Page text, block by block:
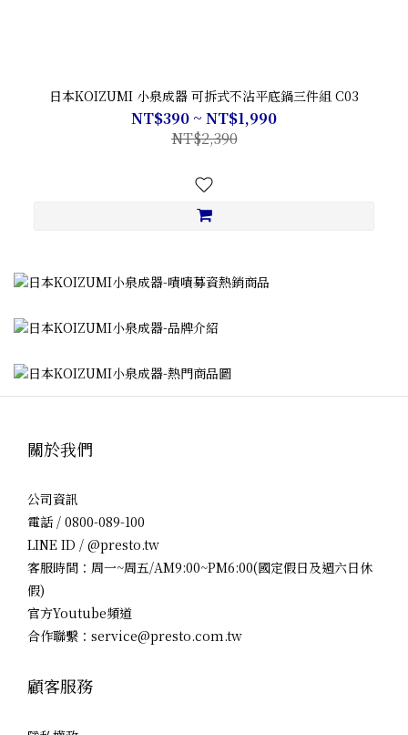
日本KOIZUMI 小泉成器 可拆式不沾平底鍋三件組 C03
NT$390 ~ NT$1,990
NT$2,390
關於我們
公司資訊
電話 / 0800-089-100
LINE ID / @presto.tw
客服時間：周一~周五/AM9:00~PM6:00(國定假日及週六日休
假)
官方Youtube頻道
合作聯繫：service@presto.com.tw
顧客服務